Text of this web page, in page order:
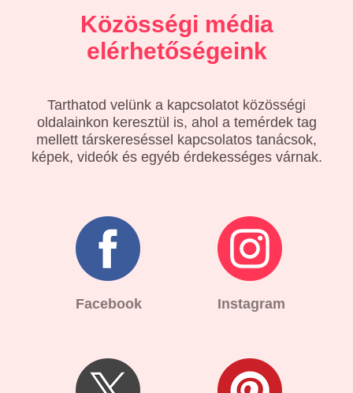
Közösségi média
elérhetőségeink
Tarthatod velünk a kapcsolatot közösségi
oldalainkon keresztül is, ahol a temérdek tag
mellett társkereséssel kapcsolatos tanácsok,
képek, videók és egyéb érdekességes várnak.
Facebook Instagram